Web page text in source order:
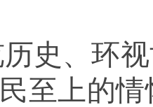
历史、环
至上的